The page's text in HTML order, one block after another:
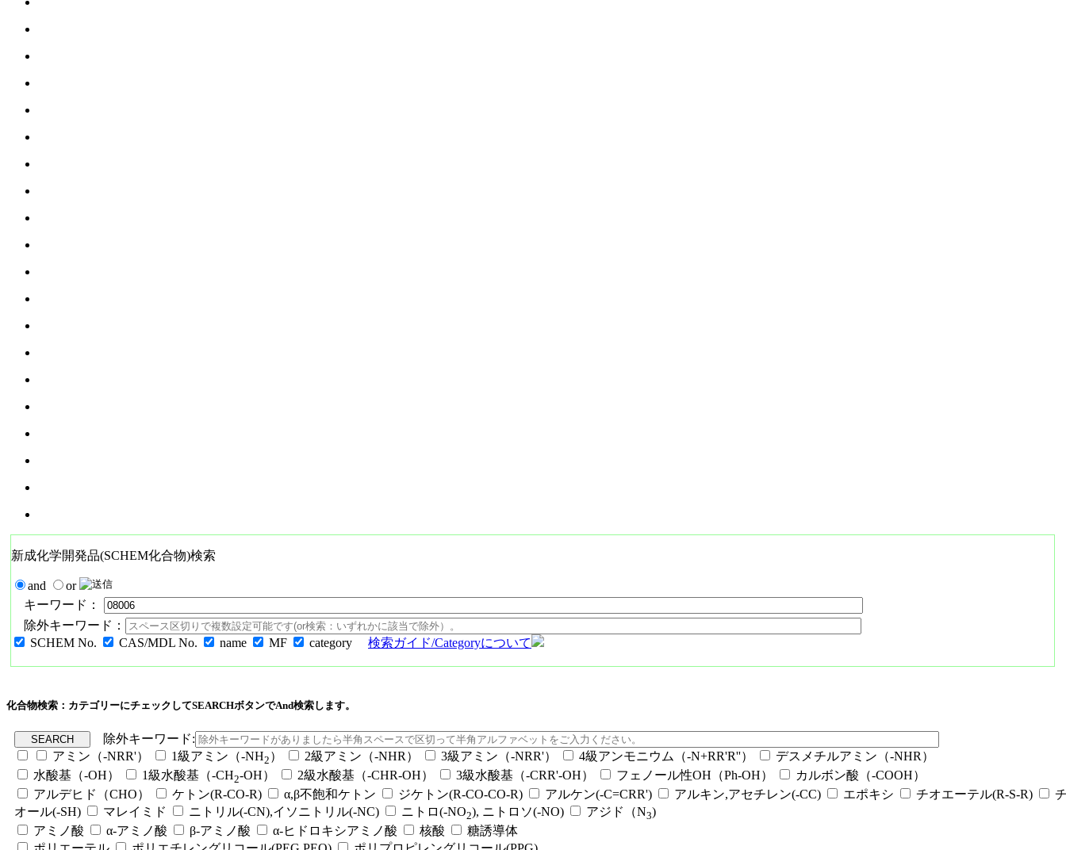
新成化学開発品(SCHEM化合物)検索
and
or
キーワード：
除外キーワード：
SCHEM No.
CAS/MDL No. name MF category 検索ガイド/Categoryについて
化合物検索：カテゴリーにチェックしてSEARCHボタンでAnd検索します。
除外キーワード:
アミン（-NRR'）
1級アミン（-NH2 ） 2級アミン（-NHR） 3級アミン（-NRR'） 4級アンモニウム（-N+RR'R''）
デスメチルアミン（-NHR）
水酸基（-OH）
1級水酸基（-CH2-OH） 2級水酸基（-CHR-OH） 3級水酸基（-CRR'-OH） フェノール性OH（Ph-OH）
カルボン酸（-COOH）
アルデヒド（CHO）
ケトン(R-CO-R) α,β不飽和ケトン ジケトン(R-CO-CO-R) アルケン(-C=CRR') アルキン,アセチレン(-CC) エポキシ チオエーテル(R-S-R)
オール(-SH)
マレイミド ニトリル(-CN),イソニトリル(-NC) ニトロ(-NO2), ニトロソ(-NO) アジド（N3)
アミノ酸
α-アミノ酸 β-アミノ酸 α-ヒドロキシアミノ酸 核酸
糖誘導体